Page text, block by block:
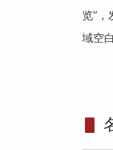
览”
域空
▋